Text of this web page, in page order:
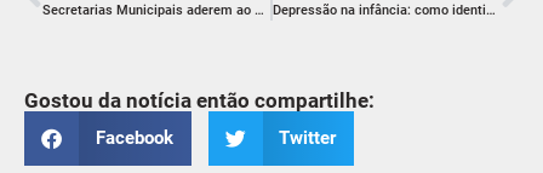
Secretarias Municipais aderem ao Facebook Depressão na infância: como identificar?
Gostou da notícia então compartilhe:
Facebook Twitter